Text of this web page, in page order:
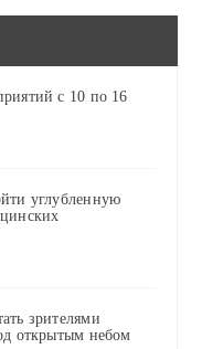
с 10 по 16
углубленную
зрителями
открытым небом